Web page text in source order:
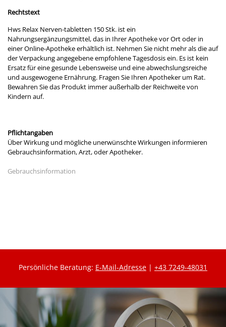
Rechtstext
Hws Relax Nerven-tabletten 150 Stk. ist ein
Nahrungsergänzungsmittel, das in Ihrer Apotheke vor Ort oder in
einer Online-Apotheke erhältlich ist. Nehmen Sie nicht mehr als die auf
der Verpackung angegebene empfohlene Tagesdosis ein. Es ist kein
Ersatz für eine gesunde Lebensweise und eine abwechslungsreiche
und ausgewogene Ernährung. Fragen Sie Ihren Apotheker um Rat.
Bewahren Sie das Produkt immer außerhalb der Reichweite von
Kindern auf.
Pflichtangaben
Über Wirkung und mögliche unerwünschte Wirkungen informieren
Gebrauchsinformation, Arzt, oder Apotheker.
Gebrauchsinformation
Persönliche Beratung: E-Mail-Adresse | +43 7249-48031